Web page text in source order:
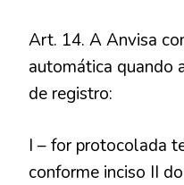
Art. 14. A Anvisa
automática quando
de registro:
I – for protocolada
conforme inciso II